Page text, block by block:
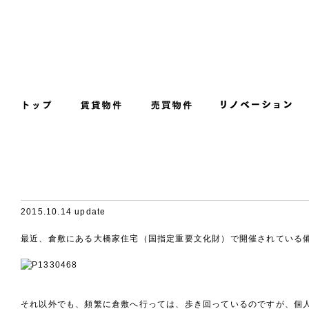
2015.10.14 update
最近、倉敷にある大橋家住宅（国指定重要文化財）で開催されてい
それ以外でも、頻繁に倉敷へ行っては、歩き回っているのですが、個